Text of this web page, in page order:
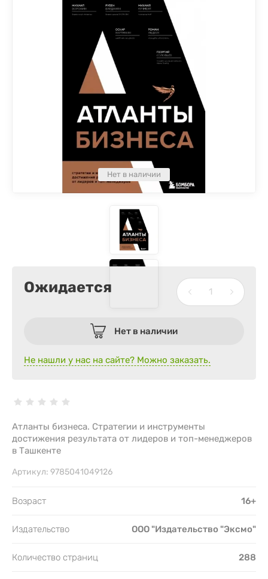
Нет в наличии
Ожидается
Нет в наличии
Не нашли у нас на сайте? Можно заказать.
Атланты бизнеса. Стратегии и инструменты
достижения результата от лидеров и топ-менеджеров
в Ташкенте
Артикул: 9785041049126
Возраст 16+
Издательство ООО "Издательство "Эксмо"
Количество страниц 288